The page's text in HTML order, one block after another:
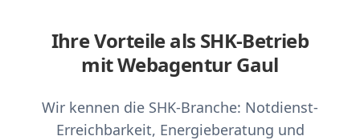
Ihre Vorteile als SHK-Betrieb
mit Webagentur Gaul
Wir kennen die SHK-Branche: Notdienst-
Erreichbarkeit, Energieberatung und